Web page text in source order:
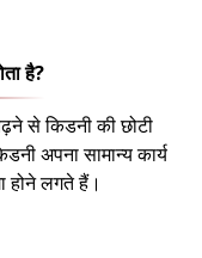
है?
से किडनी की छोटी
अपना सामान्य कार्य
होने लगते हैं।